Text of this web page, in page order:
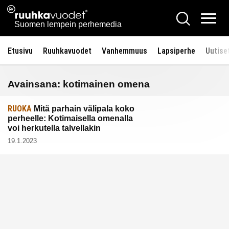
Siirry
sisältöön
Ruuhkavuodet.fi
Suomen lempein perhemedia
Hae
Etusivu Ruuhkavuodet Vanhemmuus Lapsiperhe
Avainsana: kotimainen omena
RUOKA Mitä parhain välipala koko
perheelle: Kotimaisella omenalla
voi herkutella talvellakin
19.1.2023